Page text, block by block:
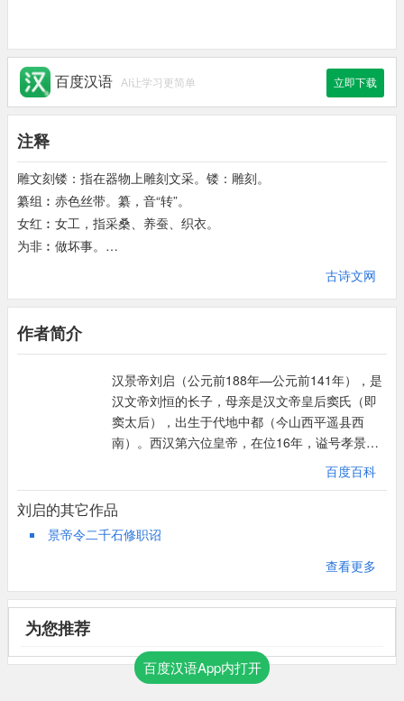
百度汉语 AI让学习更简单 立即下载
注释
雕文刻镂：指在器物上雕刻文采。镂：雕刻。
纂组︰赤色丝带。纂，音“转”。
女红︰女工，指采桑、养蚕、织衣。
为非︰做坏事。
繇赋︰徭役、赋税。
畜积︰蓄积。
耆：古称六十岁。
侵牟︰剥削、侵蚀。牟，害虫也。
县丞︰县令之佐，属吏之长。
奸法︰因法作奸。与盗盗︰和强盗一同抢夺。
耗(mào)乱：昏乱不明。
请︰定。
古诗文网
作者简介
汉景帝刘启（公元前188年—公元前141年），是
汉文帝刘恒的长子，母亲是汉文帝皇后窦氏（即
窦太后），出生于代地中都（今山西平遥县西
南）。西汉第六位皇帝，在位16年，谥号孝景皇
帝，无庙号。终年48岁。刘启在位期间，削诸侯
封地，平定七国之乱，巩固中央集权，勤俭治
国，发展生产，他统治时期与其父汉文帝统治时
期合称为文景之治。
百度百科
刘启的其它作品
景帝令二千石修职诏
查看更多
为您推荐
百度汉语App内打开